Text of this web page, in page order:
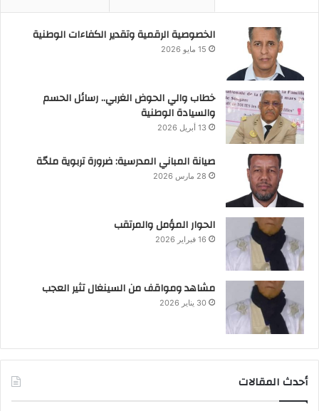
الخصوصية الرقمية وتقدير الكفاءات الوطنية
15 مايو 2026
خطاب والي الحوض الغربي.. رسائل الحسم
والسيادة الوطنية
13 أبريل 2026
صيانة المباني المدرسية: ضرورة تربوية ملحّة
28 مارس 2026
الحوار المؤمل والمرتقب
16 فبراير 2026
مشاهد ومواقف من السينغال تثير العجب
30 يناير 2026
أحدث المقالات